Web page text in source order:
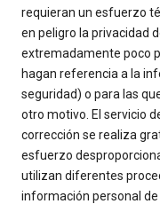
requieran un esfuerzo
en peligro la privacidad
extremadamente poco
hagan referencia a la
seguridad) o para las
otro motivo. El servicio
corrección se realiza
esfuerzo
utilizan diferentes
información personal de